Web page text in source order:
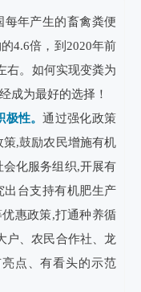
每年产生的畜禽粪便
4.6倍，到2020年前
右。如何实现变粪为
成为最好的选择！
极性。通过强化政策
,鼓励农民增施有机
化服务组织,开展有
出台支持有机肥生产
惠政策,打通种养循
户、农民合作社、龙
点、有看头的示范